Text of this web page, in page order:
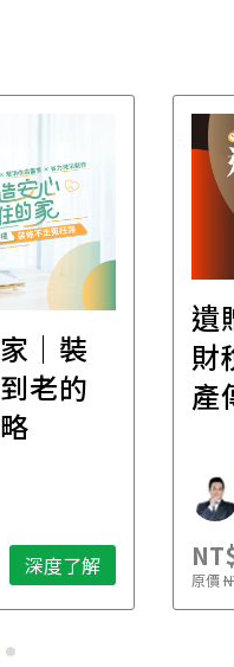
｜裝
老的
深度了解
遺
財
產
原價